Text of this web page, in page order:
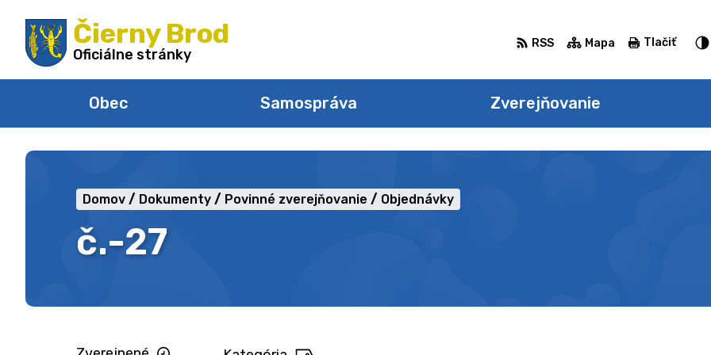
na
obsah
Čierny Brod
Oficiálne stránky
Obec Samospráva Zverejňovanie
RSS Mapa Tlačiť
č.-27
Domov Dokumenty Povinné zverejňovanie Objednávky